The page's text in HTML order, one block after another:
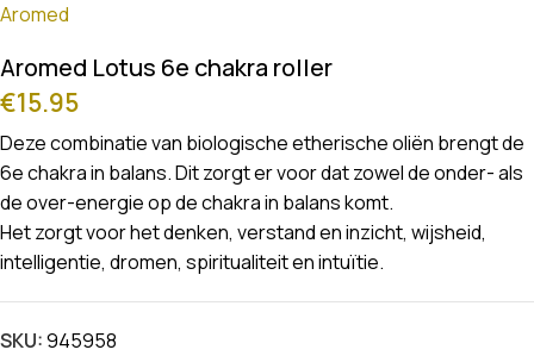
Aromed
Aromed Lotus 6e chakra roller
€15.95
Deze combinatie van biologische etherische oliën brengt de
6e chakra in balans. Dit zorgt er voor dat zowel de onder- als
de over-energie op de chakra in balans komt.
Het zorgt voor het denken, verstand en inzicht, wijsheid,
intelligentie, dromen, spiritualiteit en intuïtie.
SKU:945958